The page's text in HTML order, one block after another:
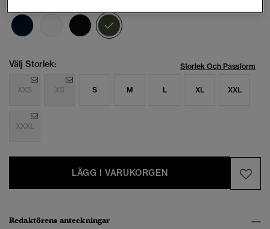
Välj Storlek: Storlek Och Passform
XXS XS S M L XL XXL
XXXL
LÄGG I VARUKORGEN
Redaktörens anteckningar